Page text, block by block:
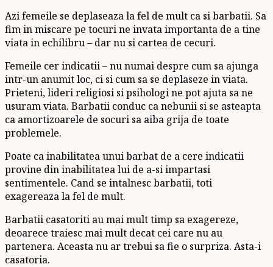
Azi femeile se deplaseaza la fel de mult ca si barbatii. Sa
fim in miscare pe tocuri ne invata importanta de a tine
viata in echilibru – dar nu si cartea de cecuri.
Femeile cer indicatii – nu numai despre cum sa ajunga
intr-un anumit loc, ci si cum sa se deplaseze in viata.
Prieteni, lideri religiosi si psihologi ne pot ajuta sa ne
usuram viata. Barbatii conduc ca nebunii si se asteapta
ca amortizoarele de socuri sa aiba grija de toate
problemele.
Poate ca inabilitatea unui barbat de a cere indicatii
provine din inabilitatea lui de a-si impartasi
sentimentele. Cand se intalnesc barbatii, toti
exagereaza la fel de mult.
Barbatii casatoriti au mai mult timp sa exagereze,
deoarece traiesc mai mult decat cei care nu au
partenera. Aceasta nu ar trebui sa fie o surpriza. Asta-i
casatoria.